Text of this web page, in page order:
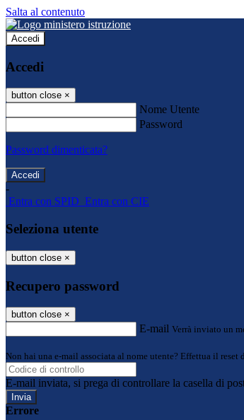
Salta al contenuto
Accedi
Accedi
button close ×
Nome Utente
Password
Password dimenticata?
-
Entra con SPID Entra con CIE
Seleziona utente
button close ×
Recupero password
button close ×
E-mail Verrà inviato un
Non hai una e-mail associata al nome utente? Effettua il reset
E-mail inviata, si prega di controllare la casella di
Errore